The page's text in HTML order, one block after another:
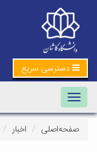
دسترسی سریع
Toggle navigation
صفحه‌اصلی اخبار